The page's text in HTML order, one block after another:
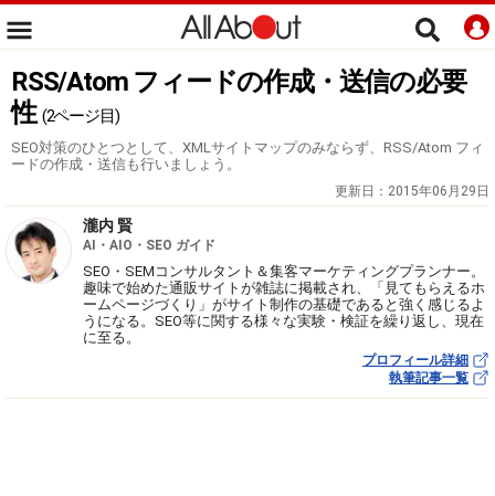
RSS/Atom フィードの作成・送信の必要
性 (2ページ目)
SEO対策のひとつとして、XMLサイトマップのみならず、RSS/Atom フィ
ードの作成・送信も行いましょう。
更新日： 2015年06月29日
瀧内 賢
AI・AIO・SEO ガイド
SEO・SEMコンサルタント＆集客マーケティングプランナー。
趣味で始めた通販サイトが雑誌に掲載され、「見てもらえるホ
ームページづくり」がサイト制作の基礎であると強く感じるよ
うになる。SEO等に関する様々な実験・検証を繰り返し、現在
に至る。
プロフィール詳細
執筆記事一覧